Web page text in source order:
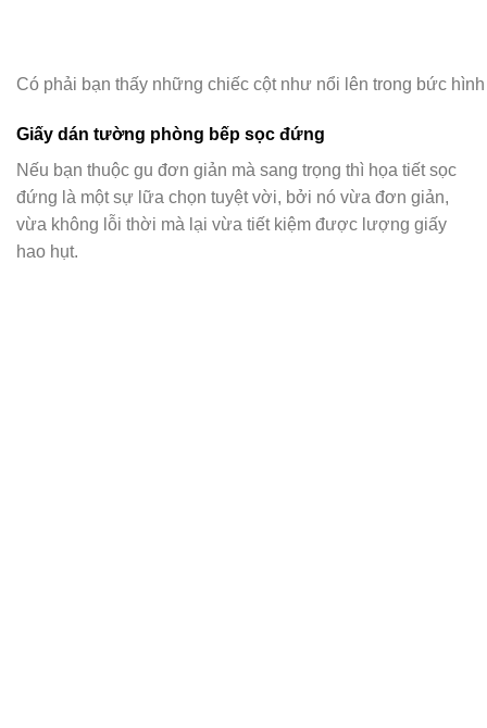
Có phải bạn thấy những chiếc cột như nổi lên trong bức
Giấy dán tường phòng bếp sọc đứng
Nếu bạn thuộc gu đơn giản mà sang trọng thì họa tiết sọc
đứng là một sự lữa chọn tuyệt vời, bởi nó vừa đơn giản,
vừa không lỗi thời mà lại vừa tiết kiệm được lượng giấy
hao hụt.